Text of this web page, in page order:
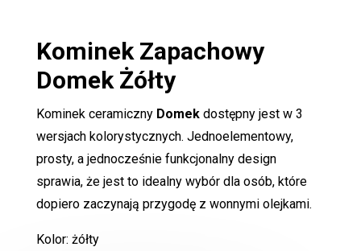
Kominek Zapachowy
Domek Żółty
Kominek ceramiczny Domekdostępny jest w 3
wersjach kolorystycznych. Jednoelementowy,
prosty, a jednocześnie funkcjonalny design
sprawia, że jest to idealny wybór dla osób, które
dopiero zaczynają przygodę z wonnymi olejkami.
Kolor: żółty